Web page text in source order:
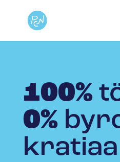
100%
0%
kratiaa